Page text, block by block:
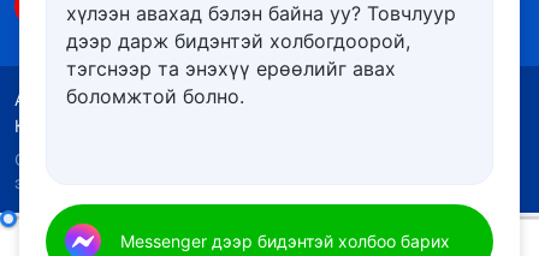
Ашиглалтын нөхцөлүүд
Нууцлалын бодлого
Кредит
Copyright © 2026
эрх хуулиар хамгаалагдсан.
хүлээн авахад бэлэн байна уу? Товчлуур
дээр дарж бидэнтэй холбогдоорой,
тэгснээр та энэхүү ерѳѳлийг авах
боломжтой болно.
Messenger дээр бидэнтэй холбоо барих
Өдөр тутмын Бурханы үг: Бурханы ажлыг мэдэх нь | Эшлэл 226